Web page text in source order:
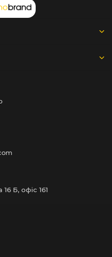
Б, офіс 161